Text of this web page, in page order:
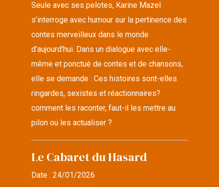
Seule avec ses pelotes, Karine Mazel
s’interroge avec humour sur la pertinence des
contes merveilleux dans le monde
d’aujourd’hui. Dans un dialogue avec elle-
même et ponctué de contes et de chansons,
elle se demande : Ces histoires sont-elles
ringardes, sexistes et réactionnaires?
comment les raconter, faut-il les mettre au
pilon ou les actualiser ?
Le Cabaret du Hasard
Date :24/01/2026